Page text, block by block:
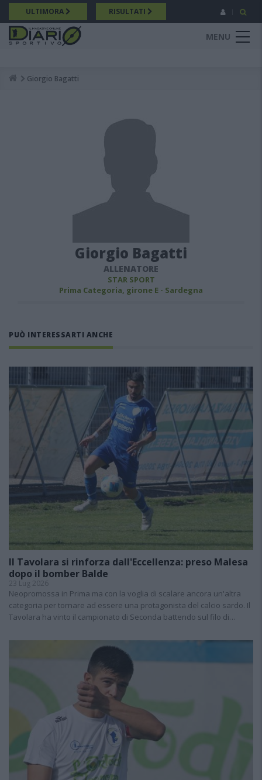
Salta
al
contenuto
principale
ULTIMORA RISULTATI
MENU
Breadcrumb
Giorgio Bagatti
Giorgio Bagatti
ALLENATORE
STAR SPORT
Prima Categoria, girone E - Sardegna
PUÒ INTERESSARTI ANCHE
Il Tavolara si rinforza dall'Eccellenza: preso Malesa
dopo il bomber Balde
23 Lug 2026
Neopromossa in Prima ma con la voglia di scalare ancora un'altra
categoria per tornare ad essere una protagonista del calcio sardo. Il
Tavolara ha vinto il campionato di Seconda battendo sul filo di…